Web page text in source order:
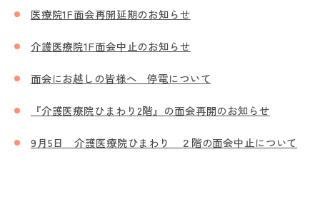
医療院1F面会再開延期のお知らせ
介護医療院1F面会中止のお知らせ
面会にお越しの皆様へ 停電について
『介護医療院ひまわり2階』の面会再開のお知らせ
9月5日 介護医療院ひまわり ２階の面会中止について